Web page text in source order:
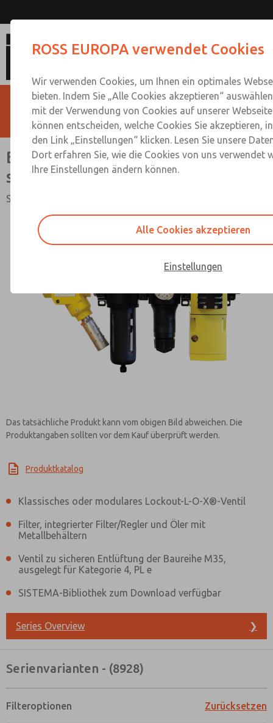
Baugruppe mit M35 Ventil für
sichere Entlüftung
Sicherheitskategorie 4 PL e, extern überwacht
Das tatsächliche Produkt kann vom obigen Bild abweichen. Die
Produktangaben sollten vor dem Kauf überprüft werden.
Produktkatalog
Klassisches oder modulares Lockout-L-O-X®-Ventil
Filter, integrierter Filter/Regler und Öler mit
Metallbehältern
Ventil zu sicheren Entlüftung der Baureihe M35,
ausgelegt für Kategorie 4, PL e
SISTEMA-Bibliothek zum Download verfügbar
Series Overview ❯
Serienvarianten - (8928)
Filteroptionen Zurücksetzen
Kontaktieren Sie ROSS
Informationen
ROSS EUROPA verwendet Cookies
Wir verwenden Cookies, um Ihnen ein optimales
bieten. Indem Sie „Alle Cookies akzeptieren“
mit der Verwendung von Cookies auf unserer
können entscheiden, welche Cookies Sie akzeptieren,
den Link „Einstellungen“ klicken. Lesen Sie unsere
Dort erfahren Sie, wie die Cookies von uns verwendet
Ihre Einstellungen ändern können.
Alle Cookies akzeptieren
Einstellungen